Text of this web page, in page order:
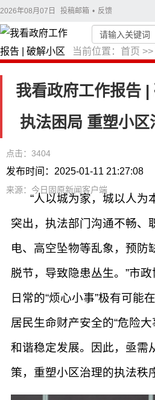
2026年08月07日 投稿邮箱 • 反馈
当前位置： 首页 >>
我看政府工作报告
执法困局 重塑小
点击：3404
发布时间：2025-01-11 21:27:08
来源：今日固原新闻客户端
“人以城为家，城以人为
突出，执法部门沟通不畅、
电、高空坠物等乱象，预防
脱节，导致隐患丛生。”市
日常的“烦心小事”极有可能
居民生命财产安全的“危险
和谐稳定发展。因此，亟需
策，重塑小区治理的执法秩